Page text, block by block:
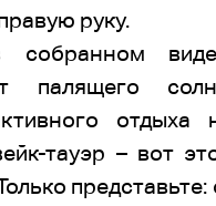
руку.
собранном
палящего
отдыха
тауэр – вот